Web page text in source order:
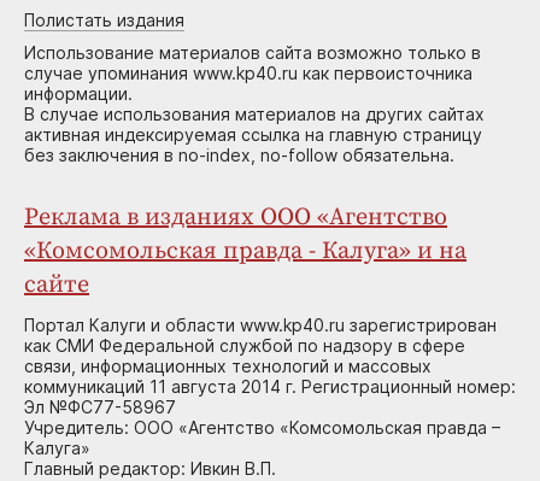
Полистать издания
Использование материалов сайта возможно только в
случае упоминания www.kp40.ru как первоисточника
информации.
В случае использования материалов на других сайтах
активная индексируемая ссылка на главную страницу
без заключения в no-index, no-follow обязательна.
Реклама в изданиях ООО «Агентство
«Комсомольская правда - Калуга» и на
сайте
Портал Калуги и области www.kp40.ru зарегистрирован
как СМИ Федеральной службой по надзору в сфере
связи, информационных технологий и массовых
коммуникаций 11 августа 2014 г. Регистрационный номер:
Эл №ФС77-58967
Учредитель: ООО «Агентство «Комсомольская правда –
Калуга»
Главный редактор: Ивкин В.П.